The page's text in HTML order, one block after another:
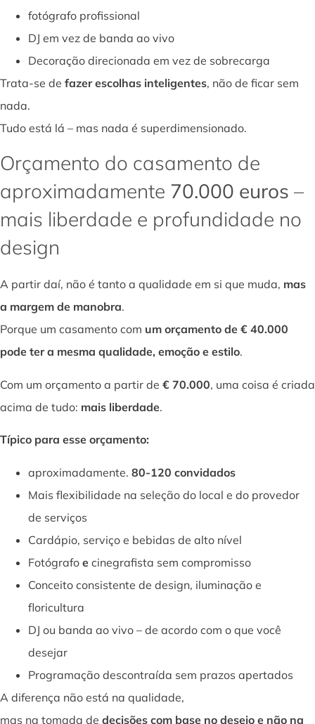
fotógrafo profissional
DJ em vez de banda ao vivo
Decoração direcionada em vez de sobrecarga
Trata-se de fazer escolhas inteligentes, não de ficar sem
nada.
Tudo está lá – mas nada é superdimensionado.
Orçamento do casamento de
aproximadamente 70.000 euros –
mais liberdade e profundidade no
design
A partir daí, não é tanto a qualidade em si que muda, mas
a margem de manobra.
Porque um casamento com um orçamento de € 40.000
pode ter a mesma qualidade, emoção e estilo.
Com um orçamento a partir de € 70.000, uma coisa é criada
acima de tudo: mais liberdade.
Típico para esse orçamento:
aproximadamente. 80-120 convidados
Mais flexibilidade na seleção do local e do provedor
de serviços
Cardápio, serviço e bebidas de alto nível
Fotógrafo e cinegrafista sem compromisso
Conceito consistente de design, iluminação e
floricultura
DJ ou banda ao vivo – de acordo com o que você
desejar
Programação descontraída sem prazos apertados
A diferença não está na qualidade,
mas na tomada de decisões com base no desejo e não na